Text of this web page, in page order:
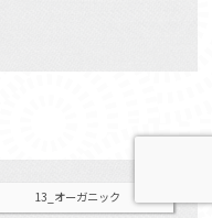
13_オーガニック